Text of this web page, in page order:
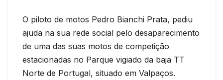
O piloto de motos Pedro Bianchi Prata, pediu
ajuda na sua rede social pelo desaparecimento
de uma das suas motos de competição
estacionadas no Parque vigiado da baja TT
Norte de Portugal, situado em Valpaços.